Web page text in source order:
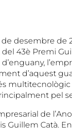
de desembre de
43è Premi
d’enguany,
d’aquest
multitecnològic
pel
de
Guillem Catà.